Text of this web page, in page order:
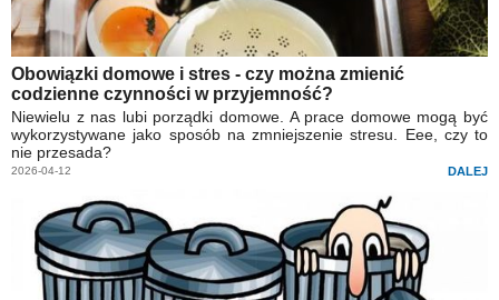
Obowiązki domowe i stres - czy można zmienić
codzienne czynności w przyjemność?
Niewielu z nas lubi porządki domowe. A prace domowe mogą być
wykorzystywane jako sposób na zmniejszenie stresu. Eee, czy to
nie przesada?
2026-04-12 DALEJ